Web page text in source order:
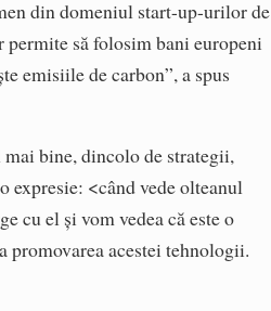
din domeniul start-up-urilor de
să folosim bani europeni
emisiile de carbon”, a spus
mai bine, dincolo de strategii,
expresie: <când vede olteanul
cu el și vom vedea că este o
promovarea acestei tehnologii.